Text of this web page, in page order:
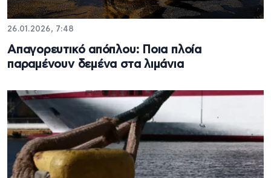
26.01.2026, 7:48
Απαγορευτικό απόπλου: Ποια πλοία
παραμένουν δεμένα στα λιμάνια